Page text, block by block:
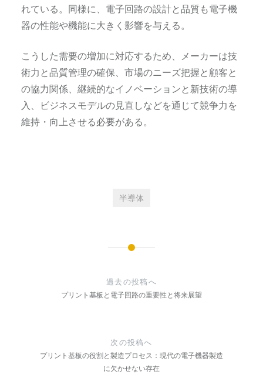
れている。同様に、電子回路の設計と品質も電子機
器の性能や機能に大きく影響を与える。
こうした需要の増加に対応するため、メーカーは技
術力と品質管理の確保、市場のニーズ把握と顧客と
の協力関係、継続的なイノベーションと新技術の導
入、ビジネスモデルの見直しなどを通じて競争力を
維持・向上させる必要がある。
半導体
過去の投稿へ
プリント基板と電子回路の重要性と将来展望
次の投稿へ
プリント基板の役割と製造プロセス：現代の電子機器製造
に欠かせない存在